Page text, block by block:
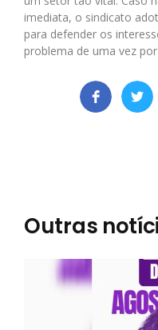
imediata, o sindicato
para defender os
problema de uma vez
Outras